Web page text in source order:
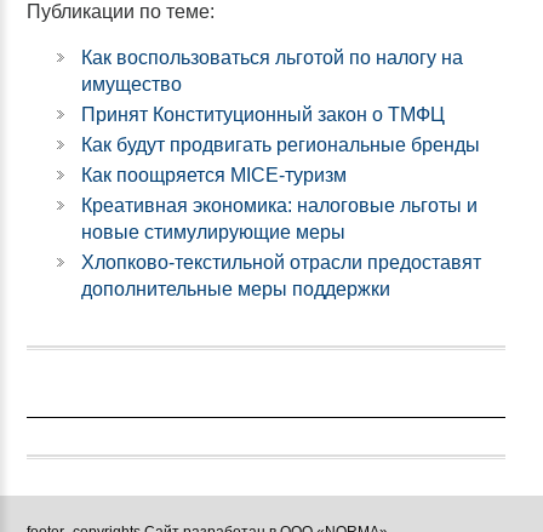
Публикации по теме:
Как воспользоваться льготой по налогу на
имущество
Принят Конституционный закон о ТМФЦ
Как будут продвигать региональные бренды
Как поощряется MICE-туризм
Креативная экономика: налоговые льготы и
новые стимулирующие меры
Хлопково-текстильной отрасли предоставят
дополнительные меры поддержки